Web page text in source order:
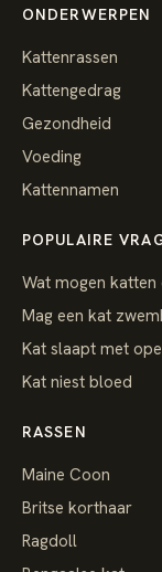
ONDERWERPEN
Kattenrassen
Kattengedrag
Gezondheid
Voeding
Kattennamen
POPULAIRE
Wat mogen katten
Mag een kat
Kat slaapt met
Kat niest bloed
RASSEN
Maine Coon
Britse korthaar
Ragdoll